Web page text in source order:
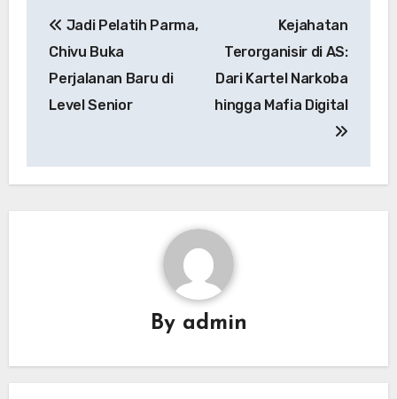
pos
Jadi Pelatih Parma,
Chivu Buka
Perjalanan Baru di
Level Senior
Kejahatan
Terorganisir di AS:
Dari Kartel Narkoba
hingga Mafia Digital
By admin